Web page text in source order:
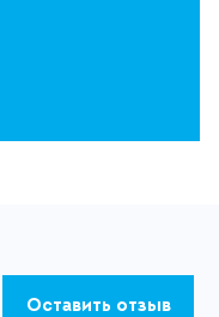
Оставить отзыв